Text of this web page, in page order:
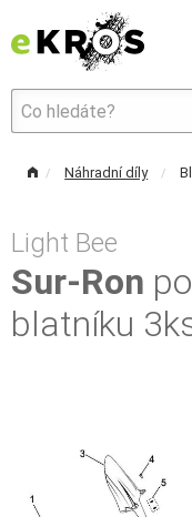
Náhradní díly
Light Bee
Sur-Ron
blatníku